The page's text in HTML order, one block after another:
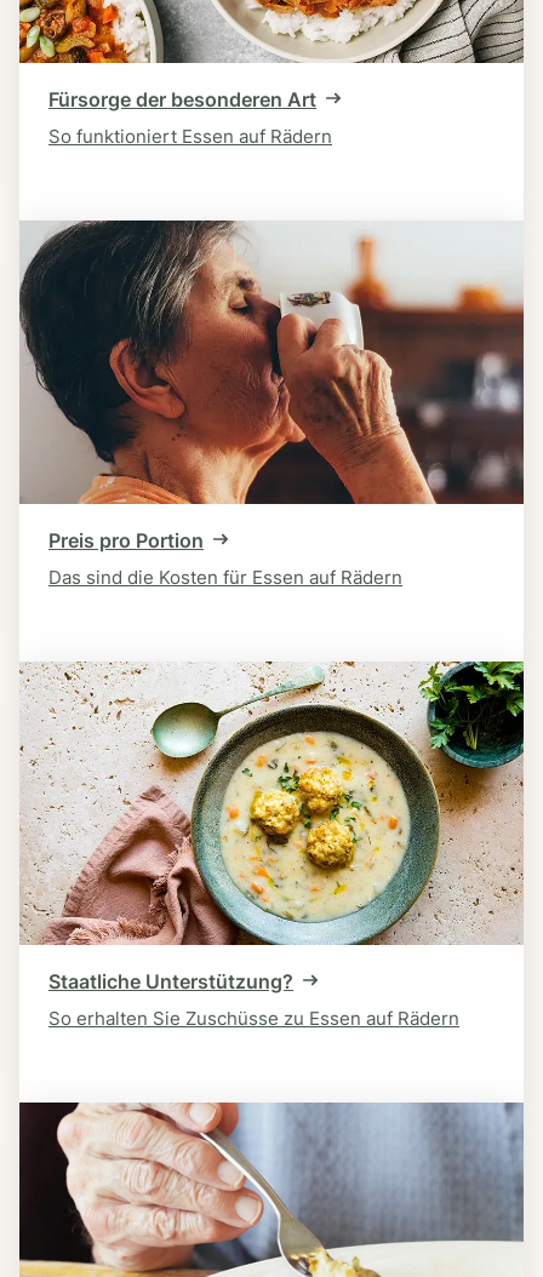
Fürsorge der besonderen Art
So funktioniert Essen auf Rädern
Preis pro Portion
Das sind die Kosten für Essen auf Rädern
Staatliche Unterstützung?
So erhalten Sie Zuschüsse zu Essen auf Rädern